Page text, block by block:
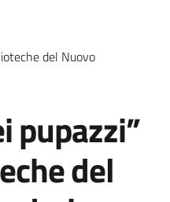
del Nuovo
pupazzi”
del